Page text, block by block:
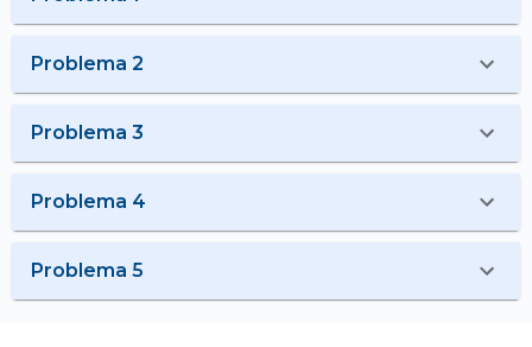
Problema 2
Problema 3
Problema 4
Problema 5